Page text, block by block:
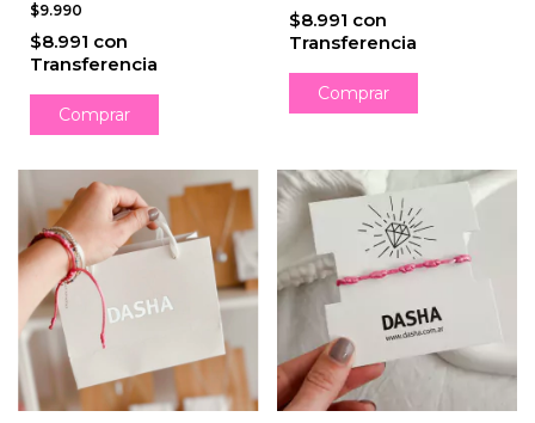
$9.990
$8.991 con
Transferencia
$8.991 con
Transferencia